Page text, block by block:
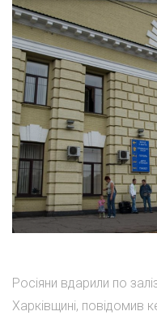
Росіяни вдарили по
Харківщині, повідомив